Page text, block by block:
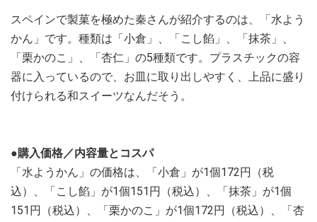
スペインで製菓を極めた秦さんが紹介するのは、「水よう
かん」です。種類は「小倉」、「こし餡」、「抹茶」、
「栗かのこ」、「杏仁」の5種類です。プラスチックの容
器に入っているので、お皿に取り出しやすく、上品に盛り
付けられる和スイーツなんだそう。
●購入価格／内容量とコスパ
「水ようかん」の価格は、「小倉」が1個172円（税
込）、「こし餡」が1個151円（税込）、「抹茶」が1個
151円（税込）、「栗かのこ」が1個172円（税込）、「杏